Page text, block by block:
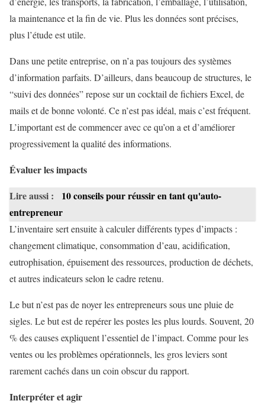
la maintenance et la fin de vie. Plus les données sont précises,
plus l’étude est utile.
Dans une petite entreprise, on n’a pas toujours des systèmes
d’information parfaits. D’ailleurs, dans beaucoup de structures, le
“suivi des données” repose sur un cocktail de fichiers Excel, de
mails et de bonne volonté. Ce n’est pas idéal, mais c’est fréquent.
L’important est de commencer avec ce qu’on a et d’améliorer
progressivement la qualité des informations.
Évaluer les impacts
Lire aussi :
10 conseils pour réussir en tant qu'auto-
entrepreneur
L’inventaire sert ensuite à calculer différents types d’impacts :
changement climatique, consommation d’eau, acidification,
eutrophisation, épuisement des ressources, production de déchets,
et autres indicateurs selon le cadre retenu.
Le but n’est pas de noyer les entrepreneurs sous une pluie de
sigles. Le but est de repérer les postes les plus lourds. Souvent, 20
% des causes expliquent l’essentiel de l’impact. Comme pour les
ventes ou les problèmes opérationnels, les gros leviers sont
rarement cachés dans un coin obscur du rapport.
Interpréter et agir